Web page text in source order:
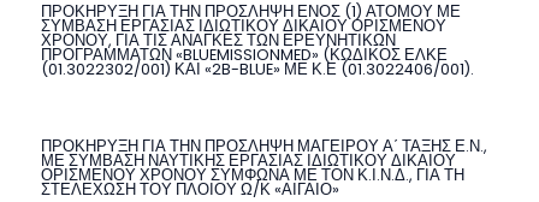
ΠΡΟΚΗΡΥΞΗ ΓΙΑ ΤΗΝ ΠΡΟΣΛΗΨΗ ΕΝΟΣ (1) ΑΤΟΜΟΥ ΜΕ
ΣΥΜΒΑΣΗ ΕΡΓΑΣΙΑΣ ΙΔΙΩΤΙΚΟΥ ΔΙΚΑΙΟΥ ΟΡΙΣΜΕΝΟΥ
ΧΡΟΝΟΥ, ΓΙΑ ΤΙΣ ΑΝΑΓΚΕΣ ΤΩΝ ΕΡΕΥΝΗΤΙΚΩΝ
ΠΡΟΓΡΑΜΜΑΤΩΝ «BLUEMISSIONMED» (ΚΩΔΙΚΟΣ ΕΛΚΕ
(01.3022302/001) ΚΑΙ «2B-BLUE» ΜΕ Κ.Ε (01.3022406/001).
ΠΡΟΚΗΡΥΞΗ ΓΙΑ ΤΗΝ ΠΡΟΣΛΗΨΗ ΜΑΓΕΙΡΟΥ Α΄ ΤΑΞΗΣ Ε.Ν.,
ΜΕ ΣΥΜΒΑΣΗ ΝΑΥΤΙΚΗΣ ΕΡΓΑΣΙΑΣ ΙΔΙΩΤΙΚΟΥ ΔΙΚΑΙΟΥ
ΟΡΙΣΜΕΝΟΥ ΧΡΟΝΟΥ ΣΥΜΦΩΝΑ ΜΕ ΤΟΝ Κ.Ι.Ν.Δ., ΓΙΑ ΤΗ
ΣΤΕΛΕΧΩΣΗ ΤΟΥ ΠΛΟΙΟΥ Ω/Κ «ΑΙΓΑΙΟ»